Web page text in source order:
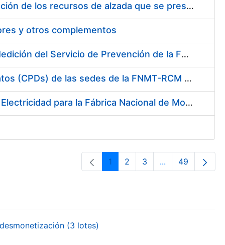
Servicios de una empresa externa para el asesoramiento y resolución de los recursos de alzada que se presentan relacionados con procesos de selección para la FNMT-RCM
y otros complementos
Servicio de Calibración y Verificación Externa de los Equipos de Medición del Servicio de Prevención de la FNMT-RCM
Conexión mediante Fibra Óptica de los Centros de Proceso de Datos (CPDs) de las sedes de la FNMT-RCM de Burgos y Madrid
Contratación de acuerdo marco para el Suministro de Material de Electricidad para la Fábrica Nacional de Moneda y Timbre-Real Casa de la Moneda en su centro de trabajo de Burgos
Página
1 Página
2 Página
3 ...PáginasPágina
49
(3 lotes)